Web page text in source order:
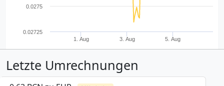
1. Aug 3. Aug 5. Aug
0.02725
0.0275
Letzte Umrechnungen